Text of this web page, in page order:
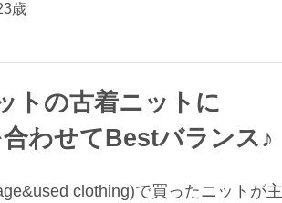
歳
トの古着ニットに
わせてBestバランス♪
clothing)で買ったニット